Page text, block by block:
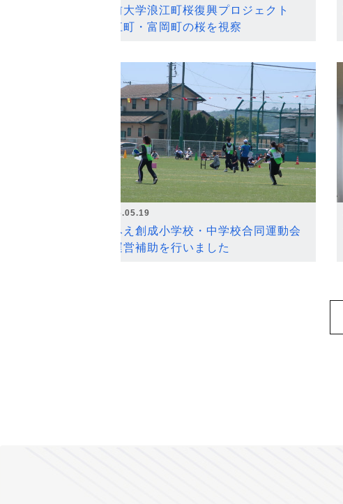
弘前大学浪江町桜復興プロジェクト
浪江町・富岡町の桜を視察
2026.05.19
なみえ創成小学校・中学校合同運動会
の運営補助を行いました